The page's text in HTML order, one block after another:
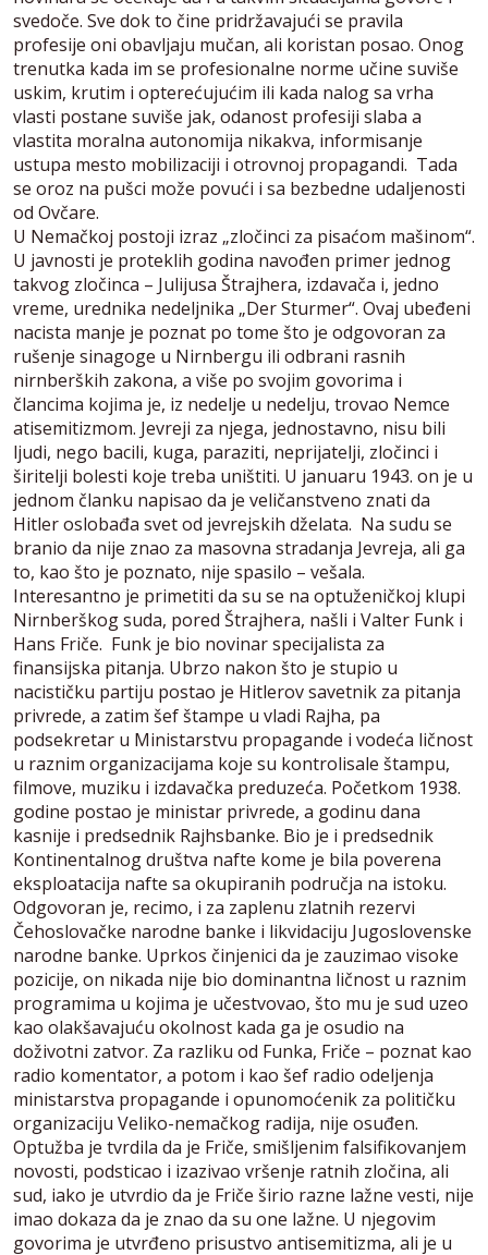
svedoče. Sve dok to čine pridržavajući se pravila
profesije oni obavljaju mučan, ali koristan posao. Onog
trenutka kada im se profesionalne norme učine suviše
uskim, krutim i opterećujućim ili kada nalog sa vrha
vlasti postane suviše jak, odanost profesiji slaba a
vlastita moralna autonomija nikakva, informisanje
ustupa mesto mobilizaciji i otrovnoj propagandi. Tada
se oroz na pušci može povući i sa bezbedne udaljenosti
od Ovčare.
U Nemačkoj postoji izraz „zločinci za pisaćom mašinom“.
U javnosti je proteklih godina navođen primer jednog
takvog zločinca – Julijusa Štrajhera, izdavača i, jedno
vreme, urednika nedeljnika „Der Sturmer“. Ovaj ubeđeni
nacista manje je poznat po tome što je odgovoran za
rušenje sinagoge u Nirnbergu ili odbrani rasnih
nirnberških zakona, a više po svojim govorima i
člancima kojima je, iz nedelje u nedelju, trovao Nemce
atisemitizmom. Jevreji za njega, jednostavno, nisu bili
ljudi, nego bacili, kuga, paraziti, neprijatelji, zločinci i
širitelji bolesti koje treba uništiti. U januaru 1943. on je u
jednom članku napisao da je veličanstveno znati da
Hitler oslobađa svet od jevrejskih dželata. Na sudu se
branio da nije znao za masovna stradanja Jevreja, ali ga
to, kao što je poznato, nije spasilo – vešala.
Interesantno je primetiti da su se na optuženičkoj klupi
Nirnberškog suda, pored Štrajhera, našli i Valter Funk i
Hans Friče. Funk je bio novinar specijalista za
finansijska pitanja. Ubrzo nakon što je stupio u
nacističku partiju postao je Hitlerov savetnik za pitanja
privrede, a zatim šef štampe u vladi Rajha, pa
podsekretar u Ministarstvu propagande i vodeća ličnost
u raznim organizacijama koje su kontrolisale štampu,
filmove, muziku i izdavačka preduzeća. Početkom 1938.
godine postao je ministar privrede, a godinu dana
kasnije i predsednik Rajhsbanke. Bio je i predsednik
Kontinentalnog društva nafte kome je bila poverena
eksploatacija nafte sa okupiranih područja na istoku.
Odgovoran je, recimo, i za zaplenu zlatnih rezervi
Čehoslovačke narodne banke i likvidaciju Jugoslovenske
narodne banke. Uprkos činjenici da je zauzimao visoke
pozicije, on nikada nije bio dominantna ličnost u raznim
programima u kojima je učestvovao, što mu je sud uzeo
kao olakšavajuću okolnost kada ga je osudio na
doživotni zatvor. Za razliku od Funka, Friče – poznat kao
radio komentator, a potom i kao šef radio odeljenja
ministarstva propagande i opunomoćenik za političku
organizaciju Veliko-nemačkog radija, nije osuđen.
Optužba je tvrdila da je Friče, smišljenim falsifikovanjem
novosti, podsticao i izazivao vršenje ratnih zločina, ali
sud, iako je utvrdio da je Friče širio razne lažne vesti, nije
imao dokaza da je znao da su one lažne. U njegovim
govorima je utvrđeno prisustvo antisemitizma, ali je u